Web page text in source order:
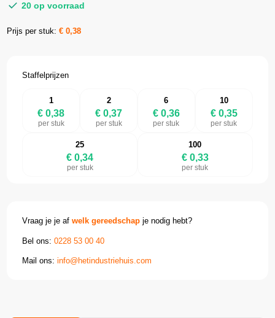
20 op voorraad
Prijs per stuk:€0,38
Staffelprijzen
1
€ 0,38
per stuk
2
€ 0,37
per stuk
6
€ 0,36
per stuk
10
€ 0,35
per stuk
25
€ 0,34
per stuk
100
€ 0,33
per stuk
Vraag je je afwelk gereedschap je nodig hebt?
Bel ons:0228 53 00 40
Mail ons:info@hetindustriehuis.com